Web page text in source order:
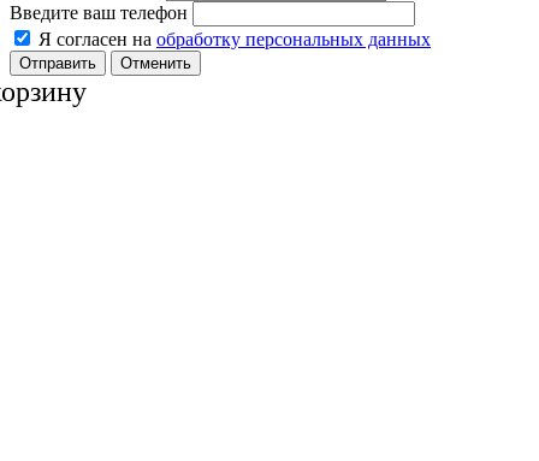
Введите ваш телефон
Я согласен на обработку персональных данных
Отменить